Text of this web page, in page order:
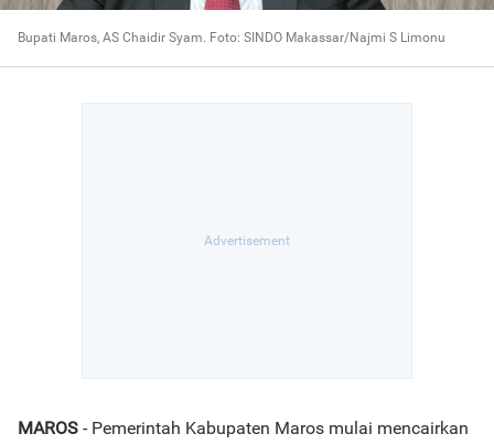
Bupati Maros, AS Chaidir Syam. Foto: SINDO Makassar/Najmi S Limonu
MAROS - Pemerintah Kabupaten Maros mulai mencairkan